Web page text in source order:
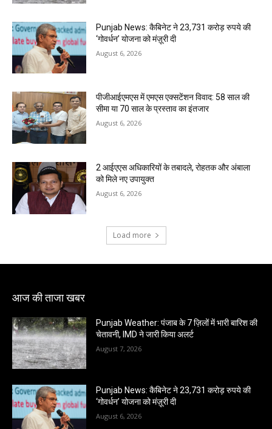
Punjab News: कैबिनेट ने 23,731 करोड़ रुपये की
‘गोवर्धन’ योजना को मंज़ूरी दी
August 6, 2026
पीजीआईएमएस में एमएस एक्सटेंशन विवाद: 58 साल की
सीमा या 70 साल के प्रस्ताव का इंतजार
August 6, 2026
2 आईएएस अधिकारियों के तबादले, रोहतक और अंबाला
को मिले नए उपायुक्त
August 6, 2026
Load more
आज की ताजा खबर
Punjab Weather: पंजाब के 7 ज़िलों में भारी बारिश की
चेतावनी, IMD ने जारी किया अलर्ट
August 7, 2026
Punjab News: कैबिनेट ने 23,731 करोड़ रुपये की
‘गोवर्धन’ योजना को मंज़ूरी दी
August 6, 2026